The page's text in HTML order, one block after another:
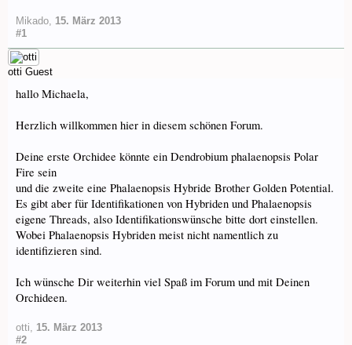
Mikado, 15. März 2013
#1
otti Guest
hallo Michaela,
Herzlich willkommen hier in diesem schönen Forum.
Deine erste Orchidee könnte ein Dendrobium phalaenopsis Polar
Fire sein
und die zweite eine Phalaenopsis Hybride Brother Golden Potential.
Es gibt aber für Identifikationen von Hybriden und Phalaenopsis
eigene Threads, also Identifikationswünsche bitte dort einstellen.
Wobei Phalaenopsis Hybriden meist nicht namentlich zu
identifizieren sind.
Ich wünsche Dir weiterhin viel Spaß im Forum und mit Deinen
Orchideen.
otti, 15. März 2013
#2